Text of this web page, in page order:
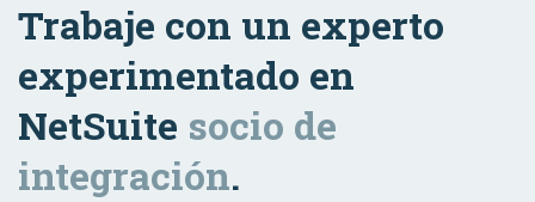
Trabaje con un experto
experimentado en
NetSuite socio de
integración.